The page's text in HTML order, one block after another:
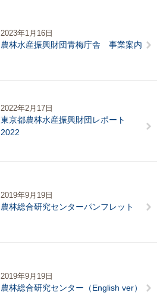
2023年1月16日
農林水産振興財団青梅庁舎 事業案内
2022年2月17日
東京都農林水産振興財団レポート
2022
2019年9月19日
農林総合研究センターパンフレット
2019年9月19日
農林総合研究センター（English ver）